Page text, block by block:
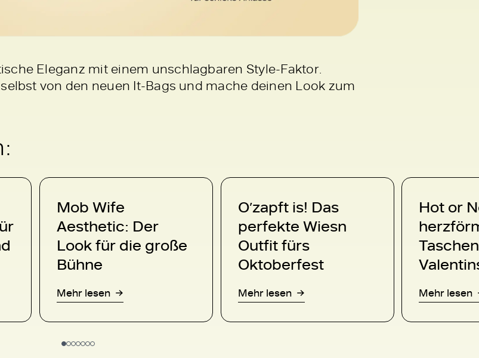
Eleganz mit einem unschlagbaren Style-Faktor.
von den neuen It-Bags und mache deinen Look zum
Mob Wife
Aesthetic: Der
Look für die große
Bühne
Mehr lesen
O’zapft is! Das
perfekte Wiesn
Outfit fürs
Oktoberfest
Mehr lesen
Hot or
Taschen
Mehr lesen